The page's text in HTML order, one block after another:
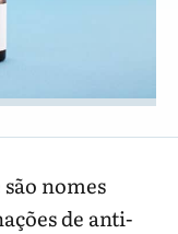
nomes
de anti-